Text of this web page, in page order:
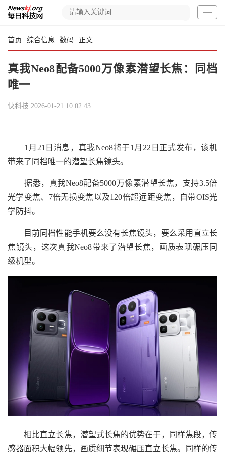
首页 综合信息 数码 正文
真我Neo8配备5000万像素潜望长焦：同档
唯一
快科技 2026-01-21 10:02:43
1月21日消息，真我Neo8将于1月22日正式发布，该机
带来了同档唯一的潜望长焦镜头。
据悉，真我Neo8配备5000万像素潜望长焦，支持3.5倍
光学变焦、7倍无损变焦以及120倍超远距变焦，自带OIS光
学防抖。
目前同档性能手机要么没有长焦镜头，要么采用直立长
焦镜头，这次真我Neo8带来了潜望长焦，画质表现碾压同
级机型。
相比直立长焦，潜望式长焦的优势在于，同样焦段，传
感器面积大幅领先，画质细节表现碾压直立长焦。同样的传